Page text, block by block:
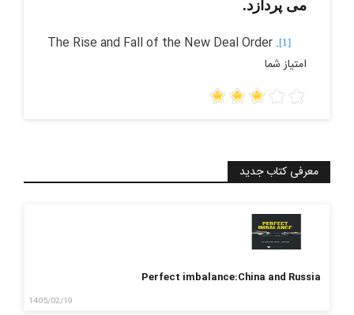
می­ پردازد.
[1]
.
The Rise and Fall of the New Deal Order
امتیاز شما
معرفی کتاب جدید
Perfect imbalance:China and Russia
1405/02/19